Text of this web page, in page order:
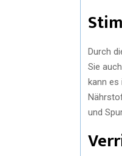
Durch
Sie
kann es
und